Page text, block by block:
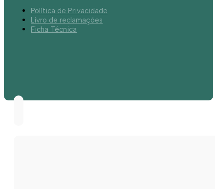
Política de Privacidade
Livro de reclamações
Ficha Técnica